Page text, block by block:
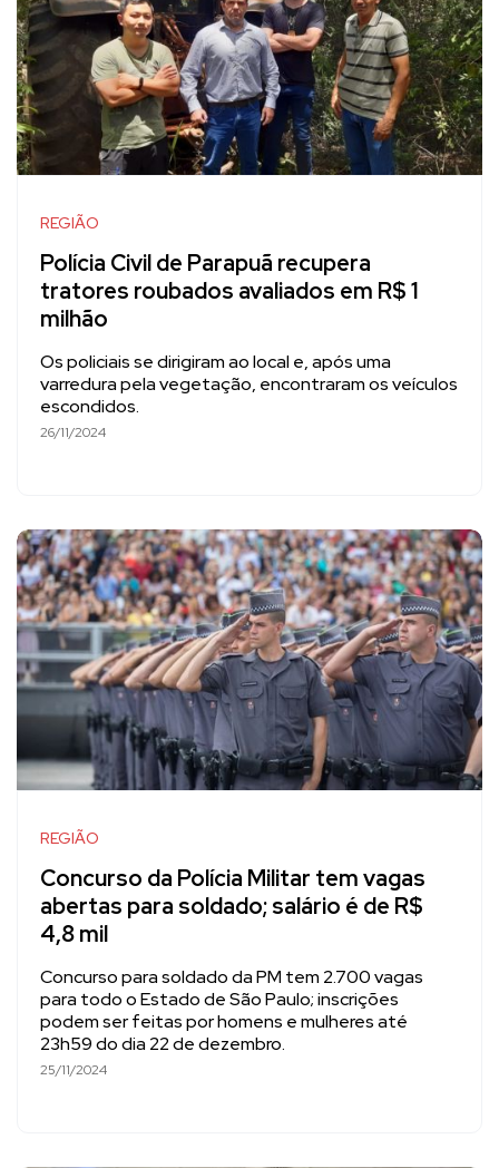
REGIÃO
Polícia Civil de Parapuã recupera
tratores roubados avaliados em R$ 1
milhão
Os policiais se dirigiram ao local e, após uma
varredura pela vegetação, encontraram os veículos
escondidos.
26/11/2024
REGIÃO
Concurso da Polícia Militar tem vagas
abertas para soldado; salário é de R$
4,8 mil
Concurso para soldado da PM tem 2.700 vagas
para todo o Estado de São Paulo; inscrições
podem ser feitas por homens e mulheres até
23h59 do dia 22 de dezembro.
25/11/2024